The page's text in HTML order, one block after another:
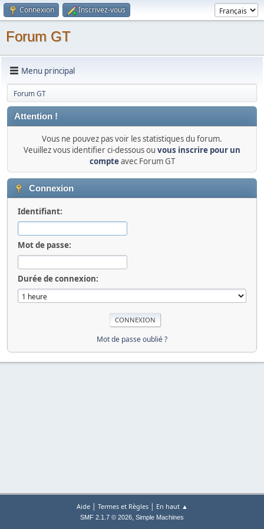
Connexion Inscrivez-vous
Forum GT
Menu principal
Forum GT
Attention !
Vous ne pouvez pas voir les statistiques du forum.
Veuillez vous identifier ci-dessous ou vous inscrire pour un
compteavec Forum GT
Connexion
Identifiant:
Mot de passe:
Durée de connexion:
Mot de passe oublié ?
Aide| Termes et Règles| En haut ▲
SMF 2.1.7 © 2026, Simple Machines